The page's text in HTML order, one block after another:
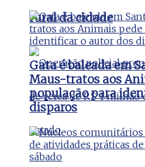
rural da cidade
Gata é baleada em
Maus-tratos aos
população para
disparos